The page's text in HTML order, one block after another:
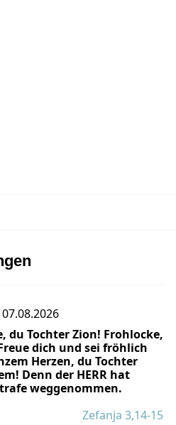
du Tochter Zion! Frohlocke,
dich und sei fröhlich
Herzen, du Tochter
Denn der HERR hat
weggenommen.
Zefanja 3,14-15